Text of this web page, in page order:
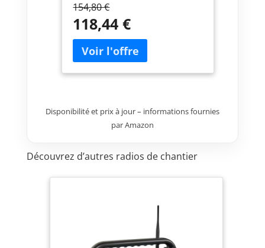
FM <b>Profondeur</b>: 24 cm
<b>Hauteur</b>: 24,5 cm
<b>Poids</b>: 2,8 kg
<b>Technologie batterie</b>:
Lithium-Ion (Li-Ion)
154,80 €
118,44 €
Disponibilité et prix à jour – informations fournies
par Amazon
Découvrez d’autres radios de chantier